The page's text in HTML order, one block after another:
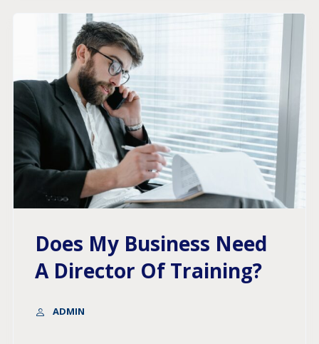
Does My Business Need
A Director Of Training?
ADMIN